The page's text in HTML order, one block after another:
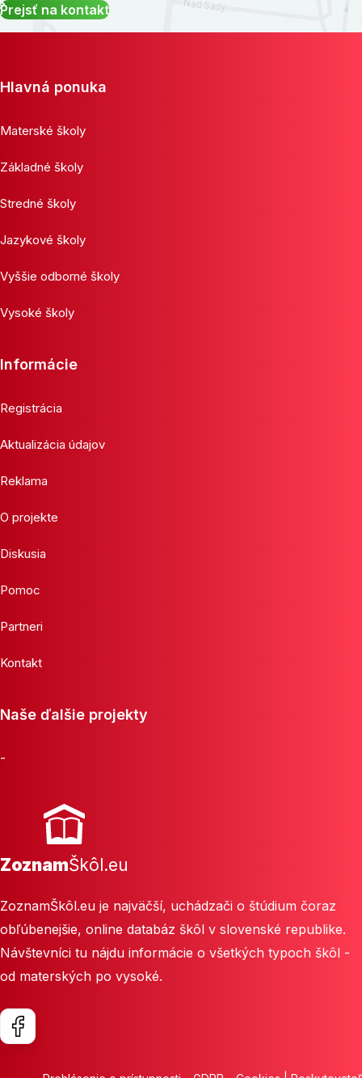
Prejsť na kontakt
Hlavná ponuka
Materské školy
Základné školy
Stredné školy
Jazykové školy
Vyššie odborné školy
Vysoké školy
Informácie
Registrácia
Aktualizácia údajov
Reklama
O projekte
Diskusia
Pomoc
Partneri
Kontakt
Naše ďalšie projekty
-
ZoznamŠkôl.eu
ZoznamŠkôl.eu je najväčší, uchádzači o štúdium čoraz
obľúbenejšie, online databáz škôl v slovenské republike.
Návštevníci tu nájdu informácie o všetkých typoch škôl -
od materských po vysoké.